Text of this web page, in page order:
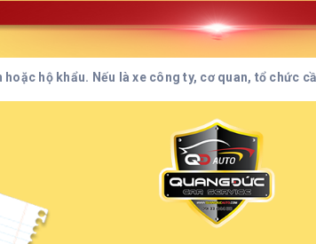
hoặc hộ khẩu. Nếu là xe công ty, cơ quan, tổ chức